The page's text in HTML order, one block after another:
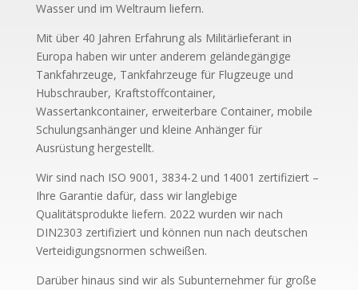
Wasser und im Weltraum liefern.
Mit über 40 Jahren Erfahrung als Militärlieferant in
Europa haben wir unter anderem geländegängige
Tankfahrzeuge, Tankfahrzeuge für Flugzeuge und
Hubschrauber, Kraftstoffcontainer,
Wassertankcontainer, erweiterbare Container, mobile
Schulungsanhänger und kleine Anhänger für
Ausrüstung hergestellt.
Wir sind nach ISO 9001, 3834-2 und 14001 zertifiziert –
Ihre Garantie dafür, dass wir langlebige
Qualitätsprodukte liefern. 2022 wurden wir nach
DIN2303 zertifiziert und können nun nach deutschen
Verteidigungsnormen schweißen.
Darüber hinaus sind wir als Subunternehmer für große